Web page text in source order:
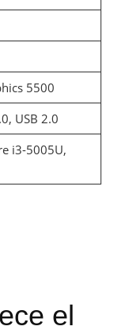
5500
USB 2.0
i3-5005U,
el